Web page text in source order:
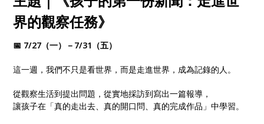
界的觀察任務》
📅 7/27（一）－7/31（五）
這一週，我們不只是看世界，而是走進世界，成為記錄的人。
從觀察生活到提出問題，從實地採訪到寫出一篇報導，
讓孩子在「真的走出去、真的開口問、真的完成作品」中學習。